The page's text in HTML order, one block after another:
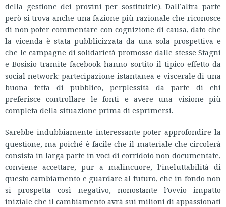
della gestione dei provini per sostituirle). Dall’altra parte
però si trova anche una fazione più razionale che riconosce
di non poter commentare con cognizione di causa, dato che
la vicenda è stata pubblicizzata da una sola prospettiva e
che le campagne di solidarietà promosse dalle stesse Stagni
e Bosisio tramite facebook hanno sortito il tipico effetto da
social network: partecipazione istantanea e viscerale di una
buona fetta di pubblico, perplessità da parte di chi
preferisce controllare le fonti e avere una visione più
completa della situazione prima di esprimersi.
Sarebbe indubbiamente interessante poter approfondire la
questione, ma poiché è facile che il materiale che circolerà
consista in larga parte in voci di corridoio non documentate,
conviene accettare, pur a malincuore, l’ineluttabilità di
questo cambiamento e guardare al futuro, che in fondo non
si prospetta così negativo, nonostante l’ovvio impatto
iniziale che il cambiamento avrà sui milioni di appassionati